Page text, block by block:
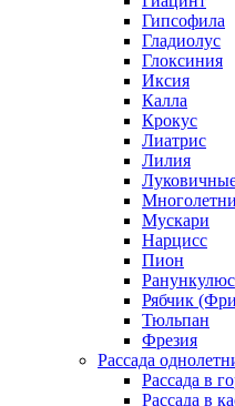
Гипсофила
Гладиолус
Глоксиния
Иксия
Калла
Крокус
Лиатрис
Лилия
Мускари
Нарцисс
Пион
Ранункулюс
Рябчик
Тюльпан
Фрезия
Рассада
Рассада в
Рассада в